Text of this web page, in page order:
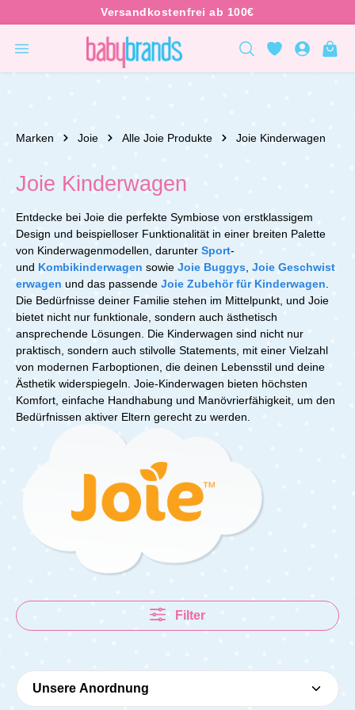
Marken Joie Alle Joie Produkte Joie Kinderwagen
Joie Kinderwagen
Entdecke bei Joie die perfekte Symbiose von erstklassigem
Design und beispielloser Funktionalität in einer breiten Palette
von Kinderwagenmodellen, darunter Sport-
und Kombikinderwagen sowie Joie Buggys Joie Geschwist
erwagen und das passende Joie Zubehör für Kinderwagen
Die Bedürfnisse deiner Familie stehen im Mittelpunkt, und Joie
bietet nicht nur funktionale, sondern auch ästhetisch
ansprechende Lösungen. Die Kinderwagen sind nicht nur
praktisch, sondern auch stilvolle Statements, mit einer Vielzahl
von modernen Farboptionen, die deinen Lebensstil und deine
Ästhetik widerspiegeln. Joie-Kinderwagen bieten höchsten
Komfort, einfache Handhabung und Manövrierfähigkeit, um den
Bedürfnissen aktiver Eltern gerecht zu werden.
Filter